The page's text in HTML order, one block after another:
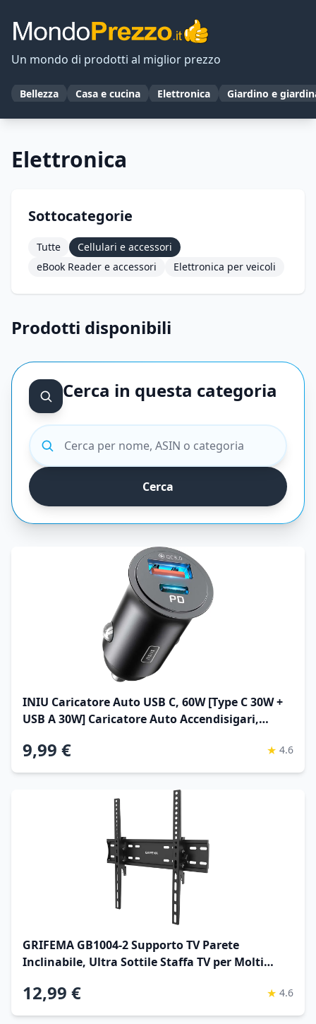
Un mondo di prodotti al miglior prezzo
Bellezza Casa e cucina Elettronica Giardino e
Elettronica
Sottocategorie
Tutte
Cellulari e accessori
eBook Reader e accessori
Elettronica per veicoli
Prodotti disponibili
Cerca in questa categoria
Cerca prodotti
Cerca
INIU Caricatore Auto USB C, 60W [Type C 30W +
USB A 30W] Caricatore Auto Accendisigari,
Auto Per Cellulari per iPhone 17 16 15 Pro Max,
Xiaomi, iPad, ecc
9,99 € ★ 4.6
GRIFEMA GB1004-2 Supporto TV Parete
Inclinabile, Ultra Sottile Staffa TV per Molti
Plasma e Curvi, Fino a 50 kg, Max VESA 400 x 400
mm, nero Global Recycled Standard
12,99 € ★ 4.6